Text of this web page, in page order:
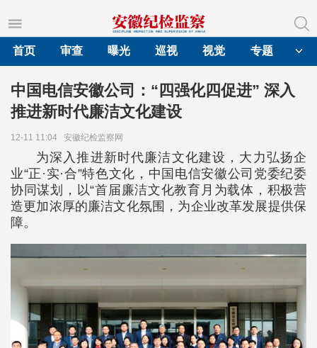
首页
审查 曝光 巡视 视觉 专题
中国电信安徽公司：“四强化四促进” 深入
推进新时代廉洁文化建设
12-11 11:04 安徽纪检监察网
为深入推进新时代廉洁文化建设，大力弘扬企
业“正·实·合”特色文化，中国电信安徽公司党委纪委
协同谋划，以“首届廉洁文化教育月为载体，积极营
造更加浓厚的廉洁文化氛围，为企业改革发展提供保
障。